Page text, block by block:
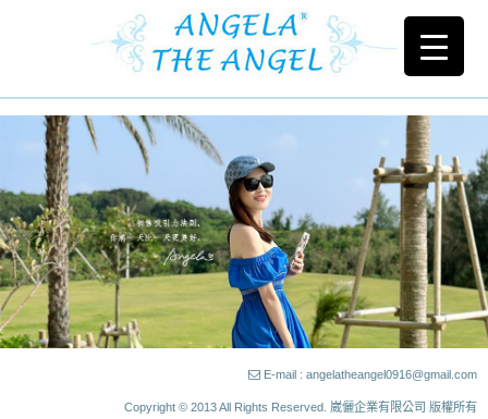
E-mail : angelatheangel0916@gmail.com
Copyright © 2013 All Rights Reserved. 崴儷企業有限公司 版權所有